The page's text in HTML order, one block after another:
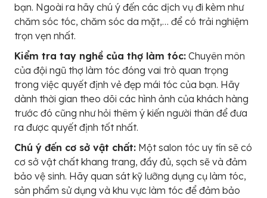
bạn. Ngoài ra hãy chú ý đến các dịch vụ đi kèm như
chăm sóc tóc, chăm sóc da mặt,… để có trải nghiệm
trọn vẹn nhất.
Kiểm tra tay nghề của thợ làm tóc: Chuyên môn
của đội ngũ thợ làm tóc đóng vai trò quan trọng
trong việc quyết định vẻ đẹp mái tóc của bạn. Hãy
dành thời gian theo dõi các hình ảnh của khách hàng
trước đó cũng như hỏi thêm ý kiến người thân để đưa
ra được quyết định tốt nhất.
Chú ý đến cơ sở vật chất: Một salon tóc uy tín sẽ có
cơ sở vật chất khang trang, đầy đủ, sạch sẽ và đảm
bảo vệ sinh. Hãy quan sát kỹ lưỡng dụng cụ làm tóc,
sản phẩm sử dụng và khu vực làm tóc để đảm bảo